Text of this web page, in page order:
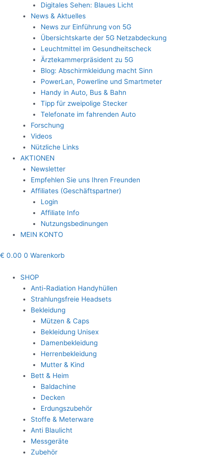
Digitales Sehen: Blaues Licht
News & Aktuelles
News zur Einführung von 5G
Übersichtskarte der 5G Netzabdeckung
Leuchtmittel im Gesundheitscheck
Ärztekammerpräsident zu 5G
Blog: Abschirmkleidung macht Sinn
PowerLan, Powerline und Smartmeter
Handy in Auto, Bus & Bahn
Tipp für zweipolige Stecker
Telefonate im fahrenden Auto
Forschung
Videos
Nützliche Links
AKTIONEN
Newsletter
Empfehlen Sie uns Ihren Freunden
Affiliates (Geschäftspartner)
Login
Affiliate Info
Nutzungsbedinungen
MEIN KONTO
€ 0.00 0 Warenkorb
SHOP
Anti-Radiation Handyhüllen
Strahlungsfreie Headsets
Bekleidung
Mützen & Caps
Bekleidung Unisex
Damenbekleidung
Herrenbekleidung
Mutter & Kind
Bett & Heim
Baldachine
Decken
Erdungszubehör
Stoffe & Meterware
Anti Blaulicht
Messgeräte
Zubehör